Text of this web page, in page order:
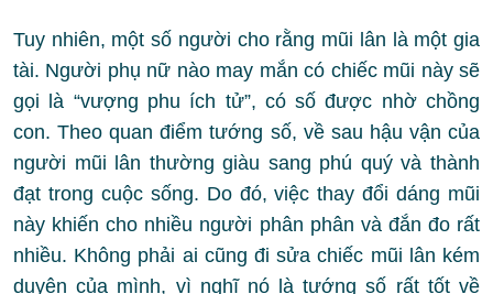
Tuy nhiên, một số người cho rằng mũi lân là một gia
tài. Người phụ nữ nào may mắn có chiếc mũi này sẽ
gọi là “vượng phu ích tử”, có số được nhờ chồng
con. Theo quan điểm tướng số, về sau hậu vận của
người mũi lân thường giàu sang phú quý và thành
đạt trong cuộc sống. Do đó, việc thay đổi dáng mũi
này khiến cho nhiều người phân phân và đắn đo rất
nhiều. Không phải ai cũng đi sửa chiếc mũi lân kém
duyên của mình, vì nghĩ nó là tướng số rất tốt về